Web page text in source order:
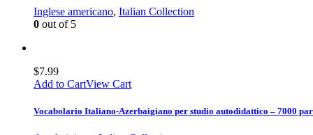
Inglese americano, Italian Collection
0 out of 5
$7.99
Add to CartView Cart
Vocabolario Italiano-Azerbaigiano per studio autodidattico – 7000